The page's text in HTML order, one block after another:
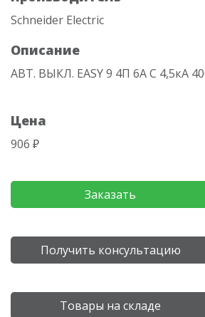
Schneider Electric
Описание
АВТ. ВЫКЛ. EASY 9 4П 6А С 4,5кА
Цена
906 ₽
Заказать
Получить консультацию
Товары на складе